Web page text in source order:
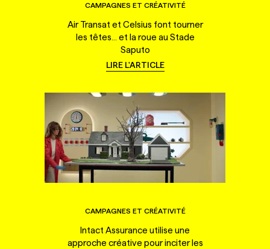
CAMPAGNES ET CRÉATIVITÉ
Air Transat et Celsius font tourner
les têtes... et la roue au Stade
Saputo
LIRE L'ARTICLE
CAMPAGNES ET CRÉATIVITÉ
Intact Assurance utilise une
approche créative pour inciter les